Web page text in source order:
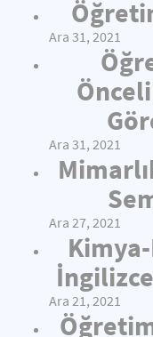
Ara 31, 2021
Ara 31, 2021
Ara 27, 2021
Ara 21, 2021